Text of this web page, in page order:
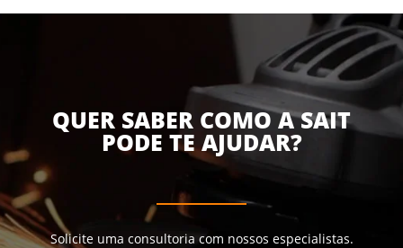
QUER SABER COMO A SAIT
PODE TE AJUDAR?
Solicite uma consultoria com nossos especialistas.